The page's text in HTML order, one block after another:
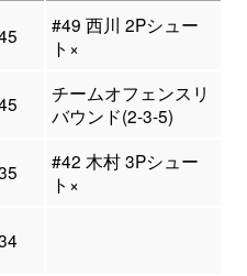
#49 西川 2Pシュー
ト×
チームオフェンスリ
バウンド(2-3-5)
#42 木村 3Pシュー
ト×